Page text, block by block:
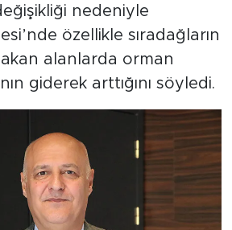
nedeniyle
özellikle sıradağların
alanlarda orman
giderek arttığını söyledi.